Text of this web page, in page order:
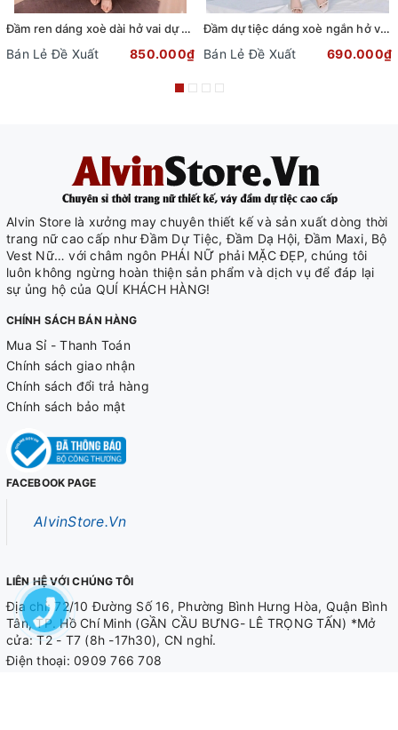
Đầm ren dáng xoè dài hở vai dự tiệc phối dây đai sang trọng
Bán Lẻ Đề Xuất 850.000₫
Đầm dự tiệc dáng xoè ngắn hở vai cột nơ sang trọng (TẶNG KÈM QUẦN SHORT) (Đen)
Bán Lẻ Đề Xuất 690.000₫
Alvin Store là xưởng may chuyên thiết kế và sản xuất dòng thời
trang nữ cao cấp như Đầm Dự Tiệc, Đầm Dạ Hội, Đầm Maxi, Bộ
Vest Nữ… với châm ngôn PHÁI NỮ phải MẶC ĐẸP, chúng tôi
luôn không ngừng hoàn thiện sản phẩm và dịch vụ để đáp lại
sự ủng hộ của QUÍ KHÁCH HÀNG!
CHÍNH SÁCH BÁN HÀNG
Mua Sỉ - Thanh Toán
Chính sách giao nhận
Chính sách đổi trả hàng
Chính sách bảo mật
FACEBOOK PAGE
AlvinStore.Vn
LIÊN HỆ VỚI CHÚNG TÔI
Địa chỉ: 72/10 Đường Số 16, Phường Bình Hưng Hòa, Quận Bình
Tân, TP. Hồ Chí Minh (GẦN CẦU BƯNG- LÊ TRỌNG TẤN) *Mở
cửa: T2 - T7 (8h -17h30), CN nghỉ.
Điện thoại: 0909 766 708